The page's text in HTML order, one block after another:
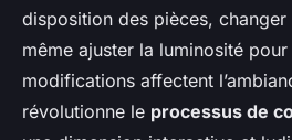
disposition des pièces,
même ajuster la luminosité
modifications affectent
révolutionne le processus de